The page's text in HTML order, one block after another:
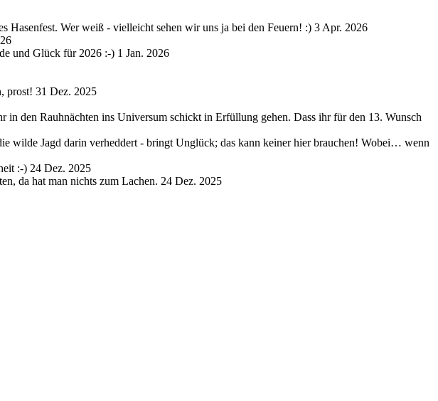
Hasenfest. Wer weiß - vielleicht sehen wir uns ja bei den Feuern! :) 3 Apr. 2026
und Glück für 2026 :-) 1 Jan. 2026
prost! 31 Dez. 2025
den Rauhnächten ins Universum schickt in Erfüllung gehen. Dass ihr für den 13. Wunsch
wilde Jagd darin verheddert - bringt Unglück; das kann keiner hier brauchen! Wobei… wenn
:-) 24 Dez. 2025
da hat man nichts zum Lachen. 24 Dez. 2025